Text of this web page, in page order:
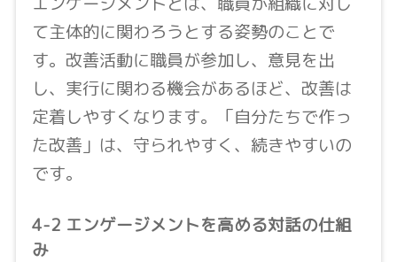
て主体的に関わろうとする姿勢のことで
す。改善活動に職員が参加し、意見を出
し、実行に関わる機会があるほど、改善は
定着しやすくなります。「自分たちで作っ
た改善」は、守られやすく、続きやすいの
です。
4-2 エンゲージメントを高める対話の仕組
み